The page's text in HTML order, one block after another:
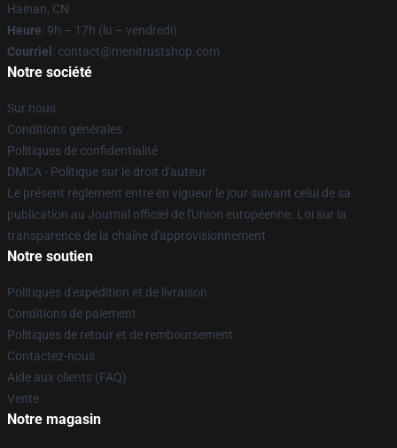
Hainan, CN
Heure: 9h – 17h (lu – vendredi)
Courriel : contact@menitrustshop.com
Notre société
Sur nous
Conditions générales
Politiques de confidentialité
DMCA - Politique sur le droit d'auteur
Le présent règlement entre en vigueur le jour suivant celui de sa
publication au Journal officiel de l'Union européenne. Loi sur la
transparence de la chaîne d'approvisionnement
Notre soutien
Politiques d'expédition et de livraison
Conditions de paiement
Politiques de retour et de remboursement
Contactez-nous
Aide aux clients (FAQ)
Vente
Notre magasin